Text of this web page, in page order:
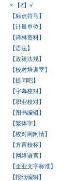
× 【Z】√
【标点符号】
【计量单位】
【译林资料】
【语法】
【政策法规】
【校对培训室】
【提问吧】
【字幕校对】
【职业校对】
【图书编辑】
【繁体字】
【校对网闲情】
【方言校标】
【网络语言】
【企业文字标准】
【报纸编辑】